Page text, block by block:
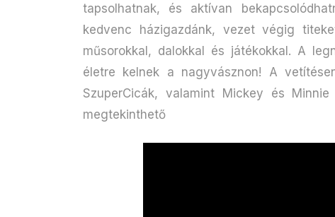
tapsolhatnak, és aktívan
kedvenc házigazdánk, vezet végig
műsorokkal, dalokkal és játékokkal. A
életre kelnek a nagyvásznon! A
SzuperCicák, valamint Mickey és
megtekinthető